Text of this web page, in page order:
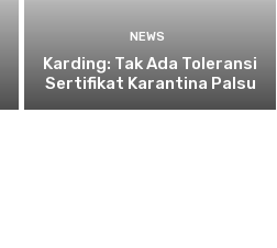
NEWS
Karding: Tak Ada Toleransi
Sertifikat Karantina Palsu